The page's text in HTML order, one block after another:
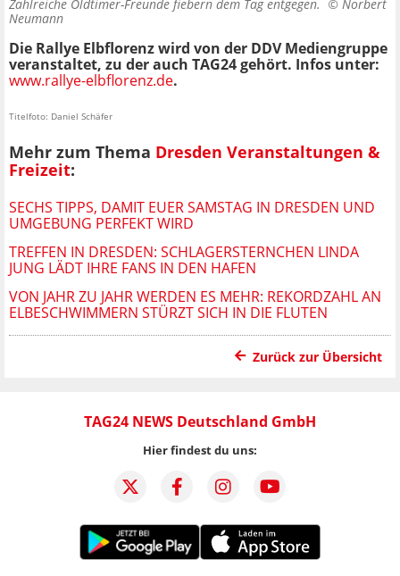
Zahlreiche Oldtimer-Freunde fiebern dem Tag entgegen. © Norbert
Neumann
Die Rallye Elbflorenz wird von der DDV Mediengruppe
veranstaltet, zu der auch TAG24 gehört. Infos unter:
www.rallye-elbflorenz.de.
Titelfoto: Daniel Schäfer
Mehr zum Thema Dresden Veranstaltungen &
Freizeit:
SECHS TIPPS, DAMIT EUER SAMSTAG IN DRESDEN UND
UMGEBUNG PERFEKT WIRD
TREFFEN IN DRESDEN: SCHLAGERSTERNCHEN LINDA
JUNG LÄDT IHRE FANS IN DEN HAFEN
VON JAHR ZU JAHR WERDEN ES MEHR: REKORDZAHL AN
ELBESCHWIMMERN STÜRZT SICH IN DIE FLUTEN
Zurück zur Übersicht
TAG24 NEWS Deutschland GmbH
Hier findest du uns: